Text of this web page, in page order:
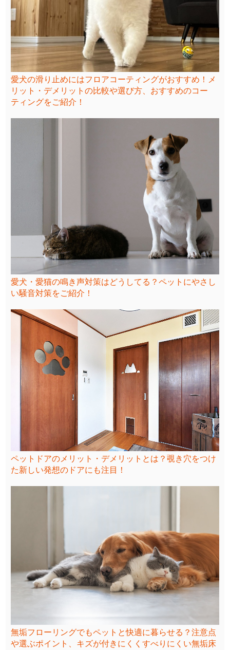
愛犬の滑り止めにはフロアコーティングがおすすめ！メ
リット・デメリットの比較や選び方、おすすめのコー
ティングをご紹介！
愛犬・愛猫の鳴き声対策はどうしてる？ペットにやさし
い騒音対策をご紹介！
ペットドアのメリット・デメリットとは？覗き穴をつけ
た新しい発想のドアにも注目！
無垢フローリングでもペットと快適に暮らせる？注意点
や選ぶポイント、キズが付きにくくすべりにくい無垢床